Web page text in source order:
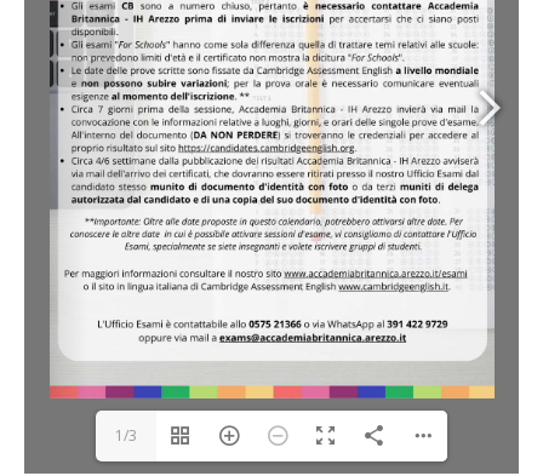
1/3